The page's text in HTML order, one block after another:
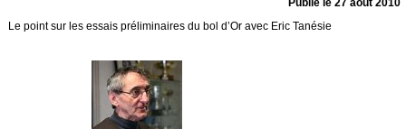
Publié le 27 août 2010
Le point sur les essais préliminaires du bol d’Or avec Eric Tanésie